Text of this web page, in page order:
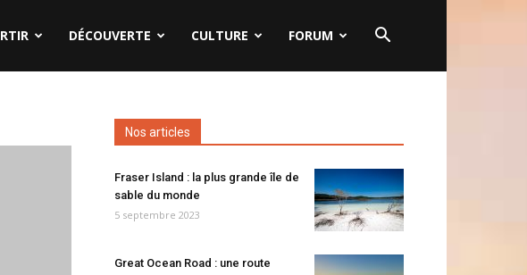
DÉCOUVERTE CULTURE FORUM
Nos articles
Fraser Island : la plus grande île de
sable du monde
5 septembre 2023
Great Ocean Road : une route